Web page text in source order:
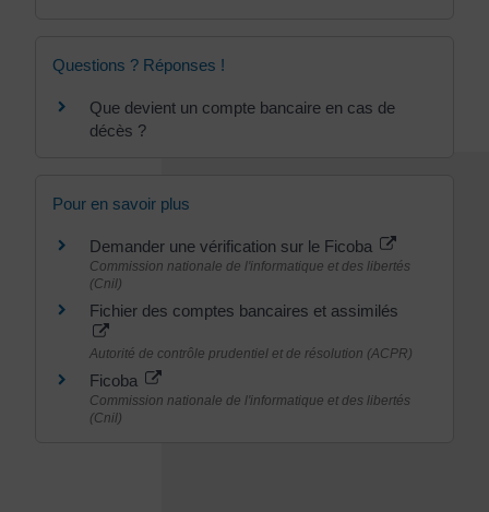
Questions ? Réponses !
Que devient un compte bancaire en cas de
décès ?
Pour en savoir plus
Demander une vérification sur le Ficoba
Commission nationale de l'informatique et des libertés
(Cnil)
Fichier des comptes bancaires et assimilés
Autorité de contrôle prudentiel et de résolution (ACPR)
Ficoba
Commission nationale de l'informatique et des libertés
(Cnil)